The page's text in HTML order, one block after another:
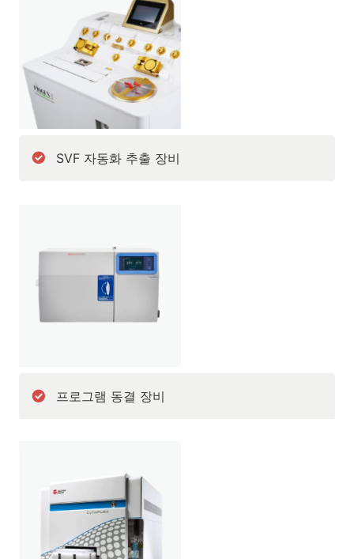
SVF 자동화 추출 장비
프로그램 동결 장비